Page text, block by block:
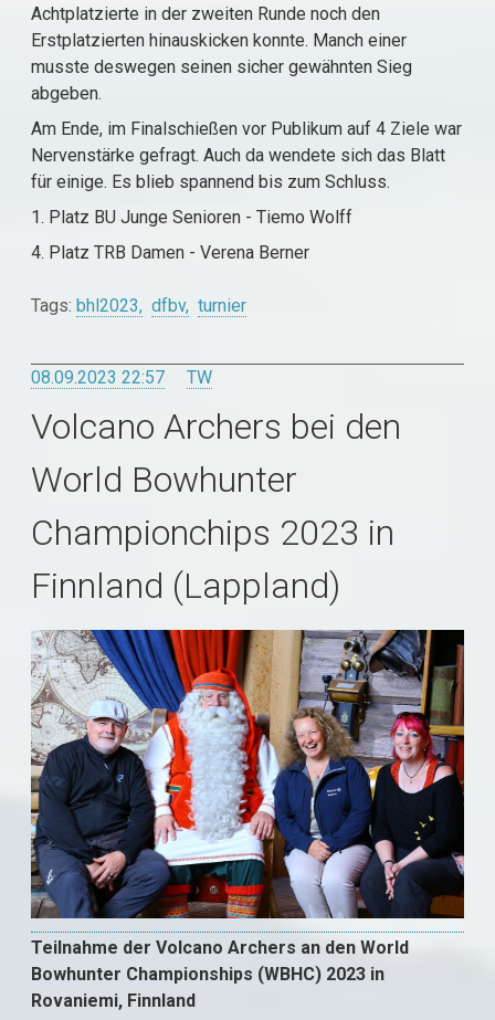
Achtplatzierte in der zweiten Runde noch den
Erstplatzierten hinauskicken konnte. Manch einer
musste deswegen seinen sicher gewähnten Sieg
abgeben.
Am Ende, im Finalschießen vor Publikum auf 4 Ziele war
Nervenstärke gefragt. Auch da wendete sich das Blatt
für einige. Es blieb spannend bis zum Schluss.
1. Platz BU Junge Senioren - Tiemo Wolff
4. Platz TRB Damen - Verena Berner
Tags:bhl2023 dfbv turnier
08.09.2023 22:57 TW
Volcano Archers bei den
World Bowhunter
Championchips 2023 in
Finnland (Lappland)
Teilnahme der Volcano Archers an den World
Bowhunter Championships (WBHC) 2023 in
Rovaniemi, Finnland